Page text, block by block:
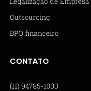
Outsourcing
BPO financeiro
CONTATO
(11) 94785-1000